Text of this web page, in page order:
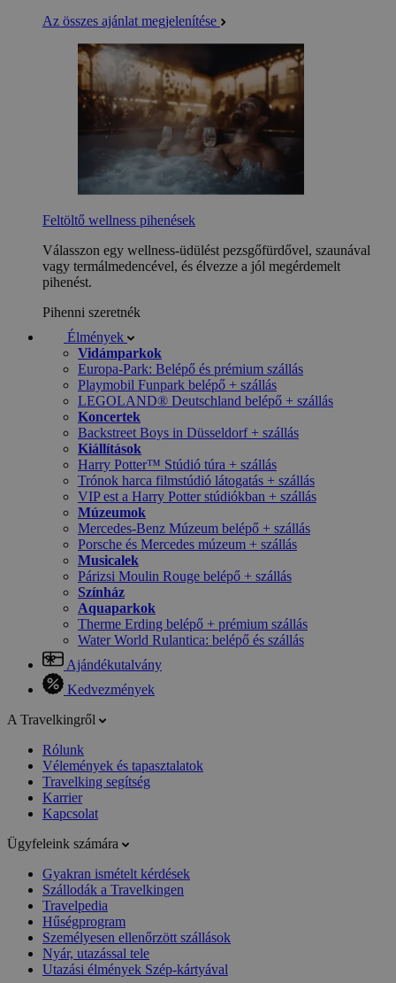
Az összes ajánlat megjelenítése
Feltöltő wellness pihenések
Válasszon egy wellness-üdülést pezsgőfürdővel, szaunával
vagy termálmedencével, és élvezze a jól megérdemelt
pihenést.
Pihenni szeretnék
Élmények
Vidámparkok
Europa-Park: Belépő és prémium szállás
Playmobil Funpark belépő + szállás
LEGOLAND® Deutschland belépő + szállás
Koncertek
Backstreet Boys in Düsseldorf + szállás
Kiállítások
Harry Potter™ Stúdió túra + szállás
Trónok harca filmstúdió látogatás + szállás
VIP est a Harry Potter stúdiókban + szállás
Múzeumok
Mercedes-Benz Múzeum belépő + szállás
Porsche és Mercedes múzeum + szállás
Musicalek
Párizsi Moulin Rouge belépő + szállás
Színház
Aquaparkok
Therme Erding belépő + prémium szállás
Water World Rulantica: belépő és szállás
Ajándékutalvány
Kedvezmények
A Travelkingről
Rólunk
Vélemények és tapasztalatok
Travelking segítség
Karrier
Kapcsolat
Ügyfeleink számára
Gyakran ismételt kérdések
Szállodák a Travelkingen
Travelpedia
Hűségprogram
Személyesen ellenőrzött szállások
Nyár, utazással tele
Utazási élmények Szép-kártyával